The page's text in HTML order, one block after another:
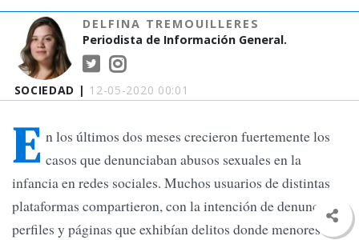
SOCIEDAD | 12-05-2020 00:01
DELFINA TREMOUILLERES
Periodista de Información General.
E n los últimos dos meses crecieron fuertemente los
casos que denunciaban abusos sexuales en la
infancia en redes sociales. Muchos usuarios de distintas
plataformas compartieron, con la intención de denunciar,
perfiles y páginas que exhibían delitos donde menores